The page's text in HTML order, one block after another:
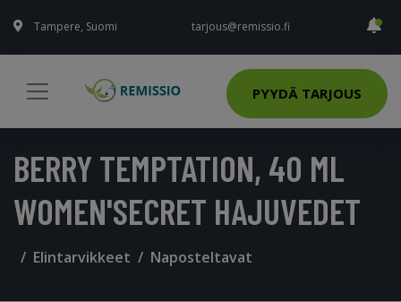
Tampere, Suomi tarjous@remissio.fi
PYYDÄ TARJOUS
BERRY TEMPTATION, 40 ML
WOMEN'SECRET HAJUVEDET
Elintarvikkeet Naposteltavat